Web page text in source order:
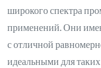
широкого спектра
применений. Они
с отличной
идеальными для